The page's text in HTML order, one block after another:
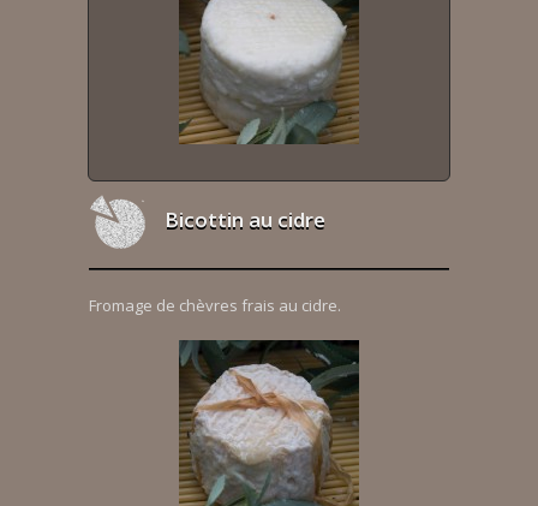
Bicottin au cidre
Fromage de chèvres frais au cidre.